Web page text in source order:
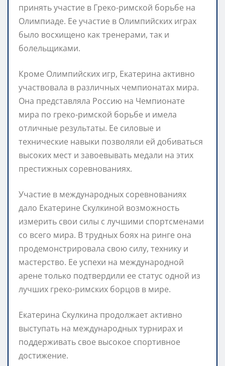
принять участие в Греко-римской борьбе на
Олимпиаде. Ее участие в Олимпийских играх
было восхищено как тренерами, так и
болельщиками.
Кроме Олимпийских игр, Екатерина активно
участвовала в различных чемпионатах мира.
Она представляла Россию на Чемпионате
мира по греко-римской борьбе и имела
отличные результаты. Ее силовые и
технические навыки позволяли ей добиваться
высоких мест и завоевывать медали на этих
престижных соревнованиях.
Участие в международных соревнованиях
дало Екатерине Скулкиной возможность
измерить свои силы с лучшими спортсменами
со всего мира. В трудных боях на ринге она
продемонстрировала свою силу, технику и
мастерство. Ее успехи на международной
арене только подтвердили ее статус одной из
лучших греко-римских борцов в мире.
Екатерина Скулкина продолжает активно
выступать на международных турнирах и
поддерживать свое высокое спортивное
достижение.